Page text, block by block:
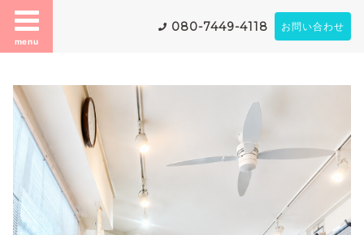
menu
080-7449-4118 お問い合わせ